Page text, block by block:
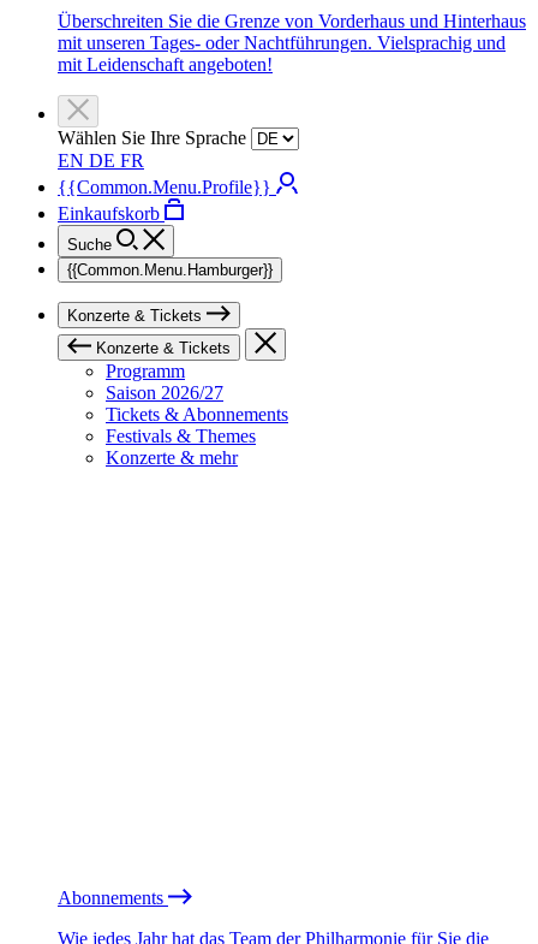
Überschreiten Sie die Grenze von Vorderhaus und Hinterhaus
mit unseren Tages- oder Nachtführungen. Vielsprachig und
mit Leidenschaft angeboten!
Wählen Sie Ihre Sprache
EN DE FR
{{Common.Menu.Profile}}
Einkaufskorb
Suche
{{Common.Menu.Hamburger}}
Konzerte & Tickets
Konzerte & Tickets
Programm
Saison 2026/27
Tickets & Abonnements
Festivals & Themes
Konzerte & mehr
Abonnements
Wie jedes Jahr hat das Team der Philharmonie für Sie die